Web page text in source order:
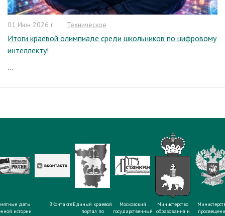
01 Июн 2026 г. Техническое
Итоги краевой олимпиаде среди школьников по цифровому
интеллекту!
...
даты
истории
ВКонтактеЕдиный краевой
портал по
Московский
государственный
Министерство
образования и